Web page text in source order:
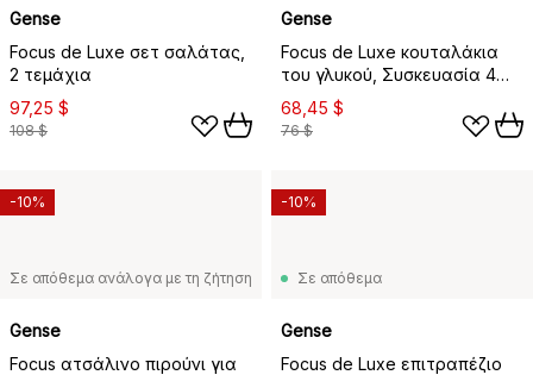
Gense
Focus de Luxe σετ σαλάτας,
2 τεμάχια
97,25 $
108 $
Gense
Focus de Luxe κουταλάκια
του γλυκού, Συσκευασία 4
τεμαχίων
68,45 $
76 $
Σε απόθεμα ανάλογα με τη ζήτηση
Gense
Focus ατσάλινο πιρούνι για
-10%
Σε απόθεμα
Gense
Focus de Luxe επιτραπέζιο
-10%